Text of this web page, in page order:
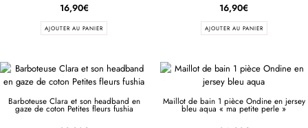
16,90€
AJOUTER AU PANIER
16,90€
AJOUTER AU PANIER
Barboteuse Clara et son headband en
gaze de coton Petites fleurs fushia
Maillot de bain 1 pièce Ondine en jersey
bleu aqua « ma petite perle »